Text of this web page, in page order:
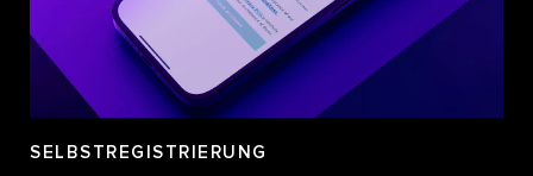
SELBSTREGISTRIERUNG